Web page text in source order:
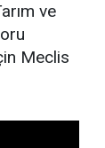
ve
Meclis